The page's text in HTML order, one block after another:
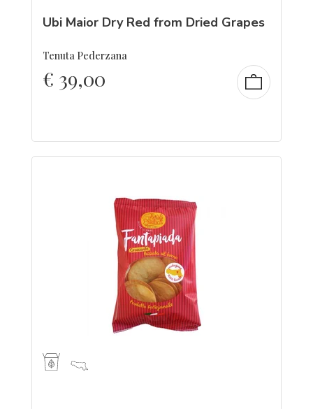
Ubi Maior Dry Red from Dried Grapes
Tenuta Pederzana
€ 39,00